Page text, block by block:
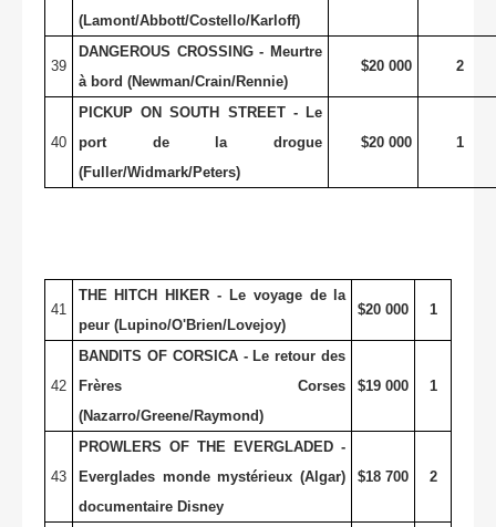
(Lamont/Abbott/Costello/Karloff)
39
DANGEROUS CROSSING - Meurtre
à bord (Newman/Crain/Rennie)
$20 000 2
40
PICKUP ON SOUTH STREET - Le
port de la drogue
(Fuller/Widmark/Peters)
$20 000 1
41
THE HITCH HIKER - Le voyage de la
peur (Lupino/O'Brien/Lovejoy)
$20 000 1
42
BANDITS OF CORSICA - Le retour des
Frères Corses
(Nazarro/Greene/Raymond)
$19 000 1
43
PROWLERS OF THE EVERGLADED -
Everglades monde mystérieux (Algar)
documentaire Disney
$18 700 2